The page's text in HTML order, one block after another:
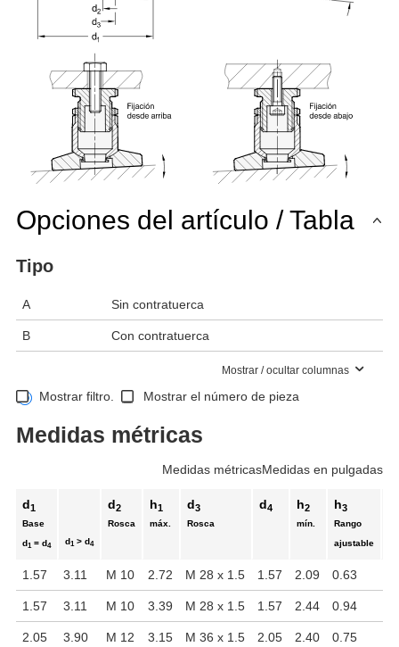
Opciones del artículo / Tabla
Tipo
A Sin contratuerca
B Con contratuerca
Mostrar / ocultar columnas
Mostrar filtro. Mostrar el número de pieza
Medidas métricas
Medidas métricasMedidas en pulgadas
d1
Base
d1 = d4 d1 > d4
d2
Rosca
h1
máx.
d3
Rosca
d4 h2
mín.
h3
Rango
ajustable
1.57 3.11 M 10 2.72 M 28 x 1.5 1.57 2.09 0.63
1.57 3.11 M 10 3.39 M 28 x 1.5 1.57 2.44 0.94
2.05 3.90 M 12 3.15 M 36 x 1.5 2.05 2.40 0.75